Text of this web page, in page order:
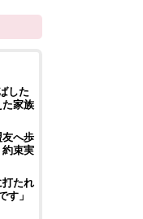
した
家族
へ歩
束実
たれ
す」